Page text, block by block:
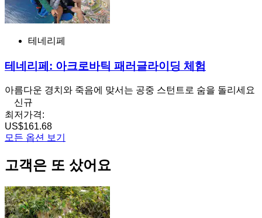
테네리페
테네리페: 아크로바틱 패러글라이딩 체험
아름다운 경치와 죽음에 맞서는 공중 스턴트로 숨을 돌리세요
신규
최저가격:
US$161.68
모든 옵션 보기
고객은 또 샀어요